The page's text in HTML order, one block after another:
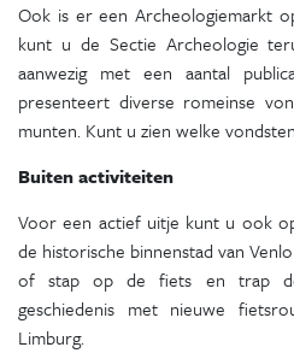
Ook is er een Archeologiemarkt
kunt u de Sectie Archeologie
aanwezig met een aantal
presenteert diverse romeinse
munten. Kunt u zien welke
Buiten activiteiten
Voor een actief uitje kunt u ook
de historische binnenstad van
of stap op de fiets en trap
geschiedenis met nieuwe
Limburg.